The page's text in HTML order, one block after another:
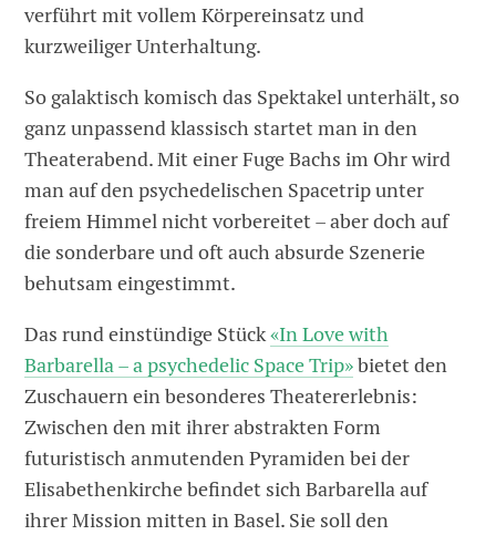
verführt mit vollem Körpereinsatz und
kurzweiliger Unterhaltung.
So galaktisch komisch das Spektakel unterhält, so
ganz unpassend klassisch ­startet man in den
Theaterabend. Mit einer Fuge Bachs im Ohr wird
man auf den psychedelischen Spacetrip unter
freiem Himmel nicht vorbereitet – aber doch auf
die sonderbare und oft auch absurde Szenerie
behutsam eingestimmt.
Das rund einstündige Stück«In Love with
Barbarella – a psychedelic Space Trip»bietet den
Zuschauern ein besonderes Theater­erlebnis:
Zwischen den mit ihrer abstrakten Form
futuristisch anmutenden Pyramiden bei der
Elisabethenkirche befindet sich Barbarella auf
ihrer Mission mitten in Basel. Sie soll den